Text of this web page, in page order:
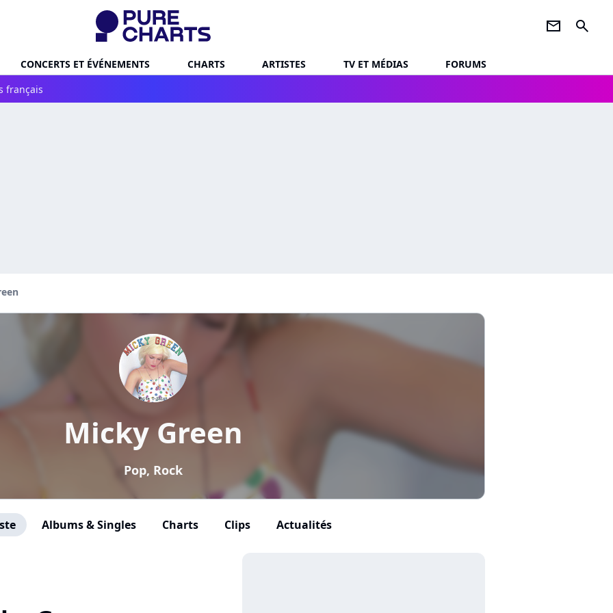
newsletter search
CONCERTS ET ÉVÉNEMENTS CHARTS ARTISTES TV ET MÉDIAS
FORUMS
français
Micky Green
Pop, Rock
Albums & Singles Charts Clips Actualités